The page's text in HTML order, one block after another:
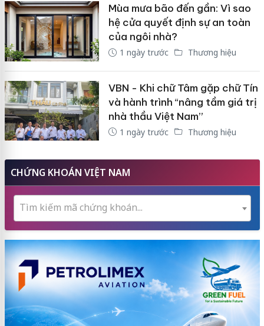
Mùa mưa bão đến gần: Vì sao
hệ cửa quyết định sự an toàn
của ngôi nhà?
1 ngày trước Thương hiệu
VBN - Khi chữ Tâm gặp chữ Tín
và hành trình “nâng tầm giá trị
nhà thầu Việt Nam”
1 ngày trước Thương hiệu
CHỨNG KHOÁN VIỆT NAM
Tìm kiếm mã chứng khoán...